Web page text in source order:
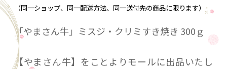
（同一ショップ、同一配送方法、同一送付先の商品に限ります）
「やまさん牛」ミスジ・クリミすき焼き 300ｇ
【やまさん牛】をことよりモールに出品いたし